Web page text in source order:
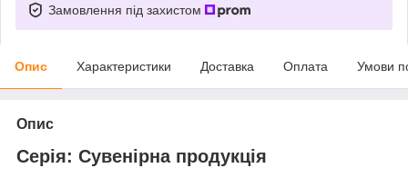
Замовлення під захистом
Опис Характеристики Доставка Оплата Умови
Опис
Серія: Сувенірна продукція